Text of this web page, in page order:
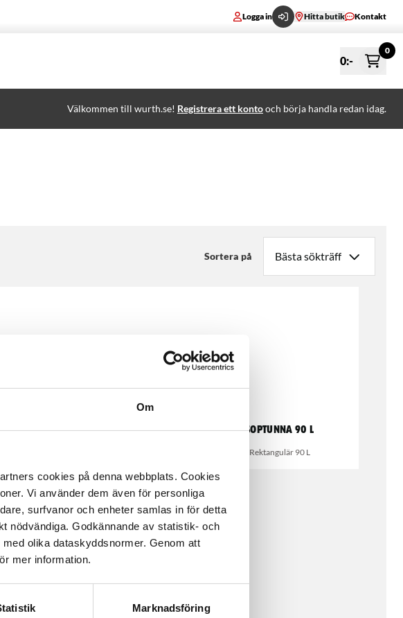
Om
cookies på denna webbplats. Cookies
Vi använder dem även för personliga
surfvanor och enheter samlas in för detta
nödvändiga. Godkännande av statistik- och
olika dataskyddsnormer. Genom att
mer information.
Marknadsföring
Logga in Hitta butik Kontakt
0:-
0
Välkommen till wurth.se! Registrera ett kontooch börja handla redan idag.
Sortera på
Plåttunna Soptunna 90 L
Rektangulär 90 L